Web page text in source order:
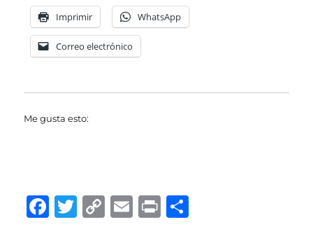
Imprimir WhatsApp
Correo electrónico
Me gusta esto:
F
T
C
E
P